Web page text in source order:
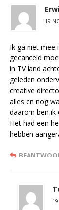
19
Ik ga niet mee
gecanceld
in TV land
geleden
creative
alles en nog
daarom ben ik
Het had een
hebben